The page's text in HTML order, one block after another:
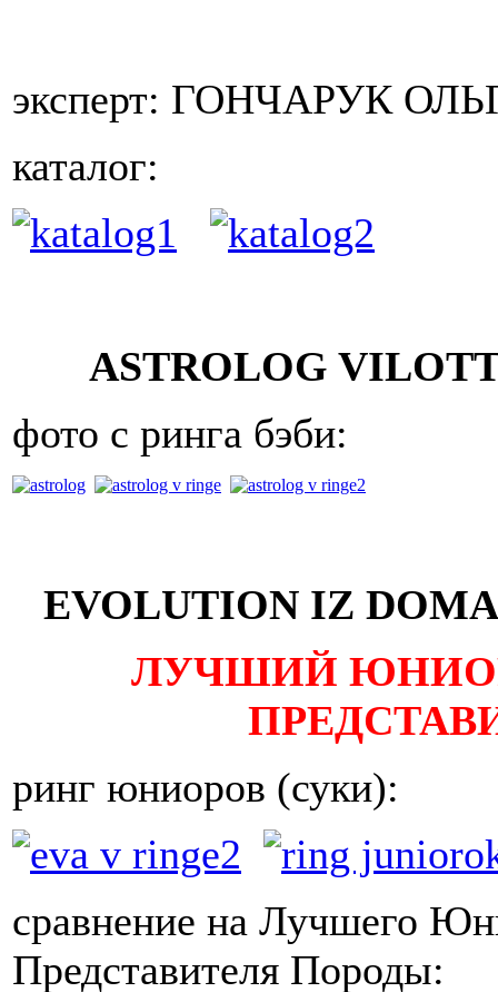
эксперт: ГОНЧАРУК
каталог:
ASTROLOG
фото с ринга бэби:
EVOLUTION IZ
ЛУЧШИЙ
ринг юниоров (суки):
сравнение на Лучшего
Представителя Породы: